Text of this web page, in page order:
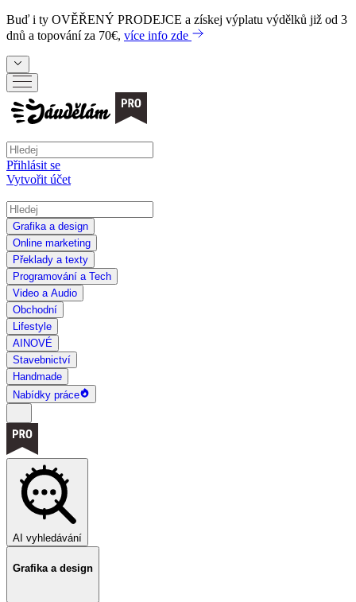
Buď i ty OVĚŘENÝ PRODEJCE a získej výplatu výdělků již od 3
dnů a topování za 70€, více info zde
Přihlásit se
Vytvořit účet
Grafika a design
Online marketing
Překlady a texty
Programování a Tech
Video a Audio
Obchodní
Lifestyle
AI NOVÉ
Stavebnictví
Handmade
Nabídky práce
AI vyhledávání
Grafika a design